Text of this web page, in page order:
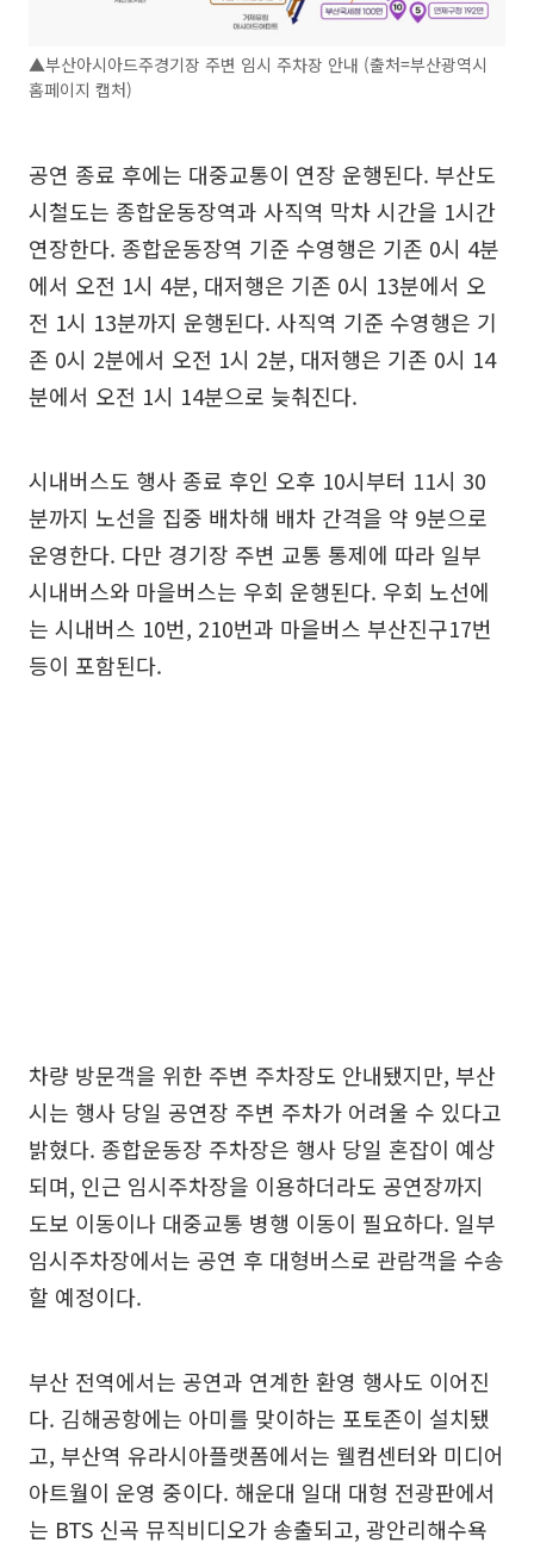
▲부산아시아드주경기장 주변 임시 주차장 안내 (출처=부산광역시
홈페이지 캡처)
공연 종료 후에는 대중교통이 연장 운행된다. 부산도
시철도는 종합운동장역과 사직역 막차 시간을 1시간
연장한다. 종합운동장역 기준 수영행은 기존 0시 4분
에서 오전 1시 4분, 대저행은 기존 0시 13분에서 오
전 1시 13분까지 운행된다. 사직역 기준 수영행은 기
존 0시 2분에서 오전 1시 2분, 대저행은 기존 0시 14
분에서 오전 1시 14분으로 늦춰진다.
시내버스도 행사 종료 후인 오후 10시부터 11시 30
분까지 노선을 집중 배차해 배차 간격을 약 9분으로
운영한다. 다만 경기장 주변 교통 통제에 따라 일부
시내버스와 마을버스는 우회 운행된다. 우회 노선에
는 시내버스 10번, 210번과 마을버스 부산진구17번
등이 포함된다.
차량 방문객을 위한 주변 주차장도 안내됐지만, 부산
시는 행사 당일 공연장 주변 주차가 어려울 수 있다고
밝혔다. 종합운동장 주차장은 행사 당일 혼잡이 예상
되며, 인근 임시주차장을 이용하더라도 공연장까지
도보 이동이나 대중교통 병행 이동이 필요하다. 일부
임시주차장에서는 공연 후 대형버스로 관람객을 수송
할 예정이다.
부산 전역에서는 공연과 연계한 환영 행사도 이어진
다. 김해공항에는 아미를 맞이하는 포토존이 설치됐
고, 부산역 유라시아플랫폼에서는 웰컴센터와 미디어
아트월이 운영 중이다. 해운대 일대 대형 전광판에서
는 BTS 신곡 뮤직비디오가 송출되고, 광안리해수욕